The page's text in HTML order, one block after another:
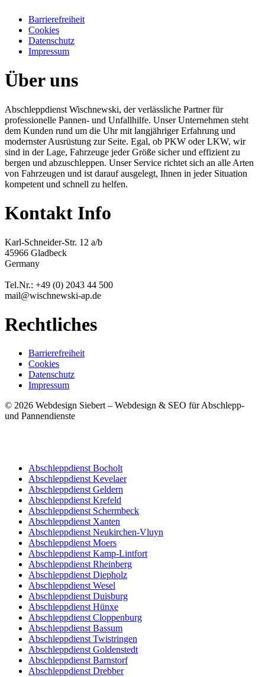
Barrierefreiheit
Cookies
Datenschutz
Impressum
Über uns
Abschleppdienst Wischnewski, der verlässliche Partner für
professionelle Pannen- und Unfallhilfe. Unser Unternehmen steht
dem Kunden rund um die Uhr mit langjähriger Erfahrung und
modernster Ausrüstung zur Seite. Egal, ob PKW oder LKW, wir
sind in der Lage, Fahrzeuge jeder Größe sicher und effizient zu
bergen und abzuschleppen. Unser Service richtet sich an alle Arten
von Fahrzeugen und ist darauf ausgelegt, Ihnen in jeder Situation
kompetent und schnell zu helfen.
Kontakt Info
Karl-Schneider-Str. 12 a/b
45966 Gladbeck
Germany
Tel.Nr.: +49 (0) 2043 44 500
mail@wischnewski-ap.de
Rechtliches
Barrierefreiheit
Cookies
Datenschutz
Impressum
© 2026 Webdesign Siebert – Webdesign & SEO für Abschlepp-
und Pannendienste
Abschleppdienst Bocholt
Abschleppdienst Kevelaer
Abschleppdienst Geldern
Abschleppdienst Krefeld
Abschleppdienst Schermbeck
Abschleppdienst Xanten
Abschleppdienst Neukirchen-Vluyn
Abschleppdienst Moers
Abschleppdienst Kamp-Lintfort
Abschleppdienst Rheinberg
Abschleppdienst Diepholz
Abschleppdienst Wesel
Abschleppdienst Duisburg
Abschleppdienst Hünxe
Abschleppdienst Cloppenburg
Abschleppdienst Bassum
Abschleppdienst Twistringen
Abschleppdienst Goldenstedt
Abschleppdienst Barnstorf
Abschleppdienst Drebber